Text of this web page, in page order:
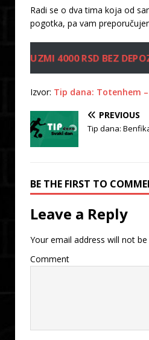
Radi se o dva tima koja od
pogotka, pa vam
UZMI 4000 RSD BEZ
Izvor: Tip dana: Totenhem
PREVIOUS
Tip dana:
BE THE FIRST TO
Leave a Reply
Your email address will not be
Comment